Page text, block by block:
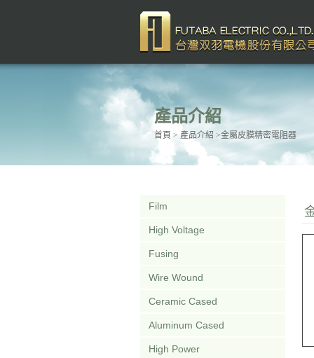
產品介紹
首頁 > 產品介紹 >金屬皮膜精密電阻器
Film
High Voltage
Fusing
Wire Wound
Ceramic Cased
Aluminum Cased
High Power